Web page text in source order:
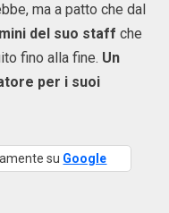
ma a patto che dal
del suo staff che
fino alla fine. Un
per i suoi
su Google